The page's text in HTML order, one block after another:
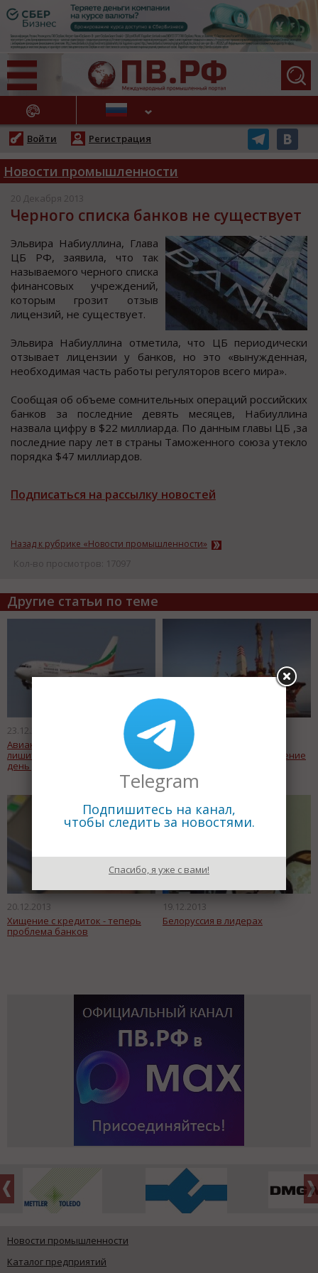
НОВОСТИ
Войти Регистрация
Новости промышленности
20 Декабря 2013
Черного списка банков не существует
Эльвира Набиуллина, Глава
ЦБ РФ, заявила, что так
называемого черного списка
финансовых учреждений,
которым грозит отзыв
лицензий, не существует.
Эльвира Набиуллина отметила, что ЦБ периодически
отзывает лицензии у банков, но это «вынужденная,
необходимая часть работы регуляторов всего мира».
Сообщая об объеме сомнительных операций российских
банков за последние девять месяцев, Набиуллина
назвала цифру в $22 миллиарда. По данным главы ЦБ ,за
последние пару лет в страны Таможенного союза утекло
порядка $47 миллиардов.
Подписаться на рассылку новостей
Назад к рубрике «Новости промышленности»
Кол-во просмотров: 17097
Другие статьи по теме
23.12.2013
Авиакомпания «Татарстан»
лишится лицензии в последний
день уходящего года
23.12.2013
«Газпром» запускает
Приразломное месторождение
20.12.2013
Хищение с кредиток - теперь
проблема банков
19.12.2013
Белоруссия в лидерах
Новости промышленности
Каталог предприятий
Telegram
Подпишитесь на канал,
чтобы следить за новостями.
Спасибо, я уже с вами!